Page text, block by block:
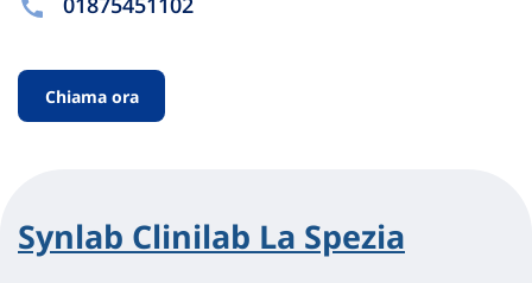
Chiama ora
Synlab Clinilab La Spezia